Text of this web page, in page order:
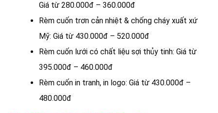
Giá từ 280.000đ – 360.000đ
Rèm cuốn trơn cản nhiệt & chống cháy xuất xứ
Mỹ: Giá từ 430.000đ – 520.000đ
Rèm cuốn lưới có chất liệu sợi thủy tinh: Giá từ
395.000đ – 460.000đ
Rèm cuốn in tranh, in logo: Giá từ 430.000đ –
480.000đ